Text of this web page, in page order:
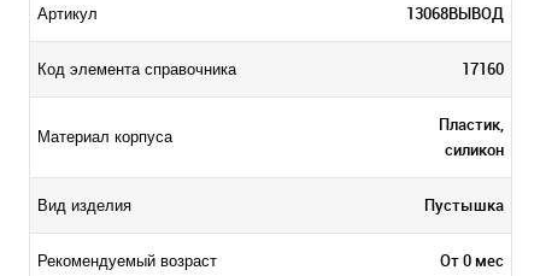
Артикул 13068ВЫВОД
Код элемента справочника 17160
Материал корпуса
Пластик,
силикон
Вид изделия Пустышка
Рекомендуемый возраст От 0 мес